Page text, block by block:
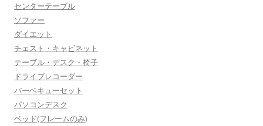
センターテーブル
ソファー
ダイエット
チェスト・キャビネット
テーブル・デスク・椅子
ドライブレコーダー
バーベキューセット
パソコンデスク
ベッド(フレームのみ)